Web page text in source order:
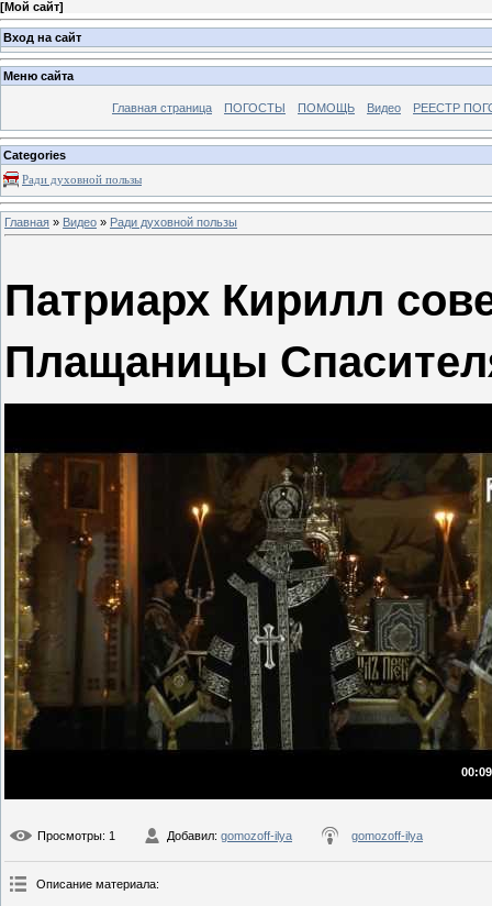
[Мой сайт]
Вход на сайт
Меню сайта
Главная страница ПОГОСТЫ ПОМОЩЬ Видео РЕЕСТР
Categories
Ради духовной пользы
Главная » Видео » Ради духовной пользы
Патриарх Кирилл
Плащаницы
Просмотры: 1 Добавил: gomozoff-ilya gomozoff-ilya
Описание материала: